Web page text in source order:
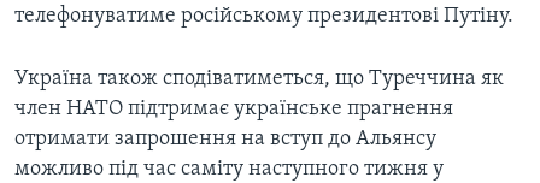
телефонуватиме російському президентові Путіну.
Україна також сподіватиметься, що Туреччина як
член НАТО підтримає українське прагнення
отримати запрошення на вступ до Альянсу
можливо під час саміту наступного тижня у